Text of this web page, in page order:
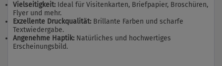
Vielseitigkeit: Ideal für Visitenkarten, Briefpapier, Broschüren,
Flyer und mehr.
Exzellente Druckqualität: Brillante Farben und scharfe
Textwiedergabe.
Angenehme Haptik: Natürliches und hochwertiges
Erscheinungsbild.